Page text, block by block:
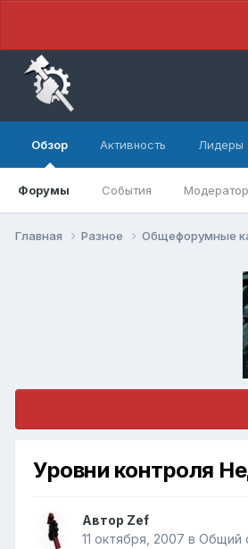
Обзор
Форумы События
Активность Лидеры
Главная Разное Общефорумные
Уровни контроля
Автор Zef
11 октября, 2007 в Общий